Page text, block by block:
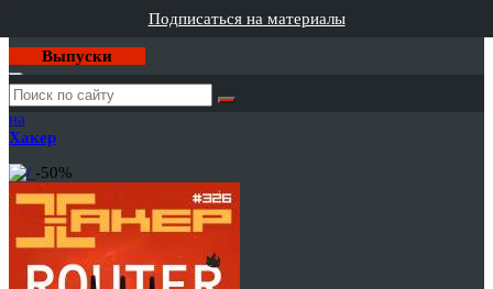
Подписаться на материалы
Выпуски
Годовая
подписка
на
Хакер
-50%